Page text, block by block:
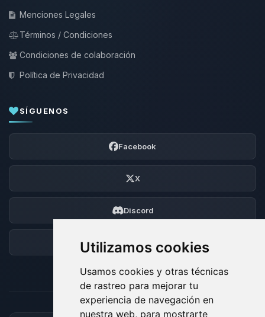
Utilizamos cookies
Usamos cookies y otras técnicas
de rastreo para mejorar tu
experiencia de navegación en
nuestra web, para mostrarte
Menciones Legales
Términos / Condiciones
Condiciones de colaboración
Política de Privacidad
SÍGUENOS
Facebook
X
Discord
Foro